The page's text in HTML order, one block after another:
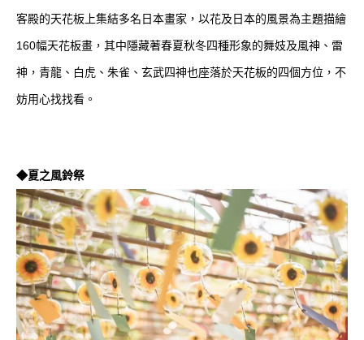
客殿的天花板上集結多名日本畫家，以花及日本的風景為主題描繪
160幅天花板畫，其中隱藏著春夏秋冬四種形象的舞妓及風神、雷
神，青龍、白虎、朱雀、玄武四神也座落於天花板的四個方位，不
妨用心找找看。
◆夏之風鈴祭